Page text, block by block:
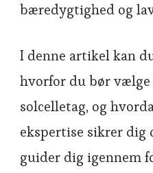
bæredygtighed og
I denne artikel kan
hvorfor du bør
solcelletag, og
ekspertise sikrer dig
guider dig igennem